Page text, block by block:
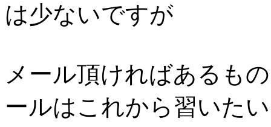
は少ないですが
メール頂ければあるも
ールはこれから習いた